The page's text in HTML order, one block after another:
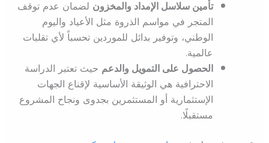
تأمين سلاسل الإمداد والمخزونلضمان عدم توقف
المتجر في مواسم الذروة مثل الأعياد واليوم
الوطني، وتوفير بدائل للموردين تحسباً لأي تقلبات
عالمية.
الحصول على التمويل والدعمحيث تعتبر الدراسة
الاحترافية هي الوثيقة الأساسية لإقناع الجهات
الإستثمارية أو المستثمرين بجدوى ونجاح المشروع
مستقبلًا.